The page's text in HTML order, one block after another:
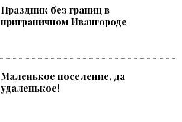
Праздник без границ в
приграничном Ивангороде
Маленькое поселение, да
удаленькое!